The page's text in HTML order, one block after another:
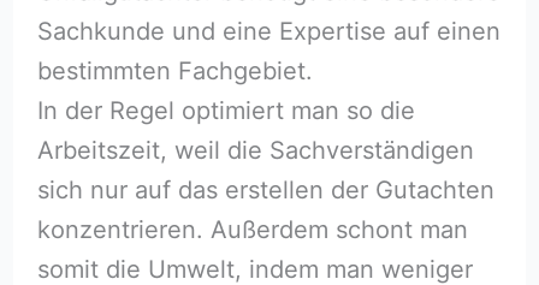
Sachkunde und eine Expertise auf einen
bestimmten Fachgebiet.
In der Regel optimiert man so die
Arbeitszeit, weil die Sachverständigen
sich nur auf das erstellen der Gutachten
konzentrieren. Außerdem schont man
somit die Umwelt, indem man weniger